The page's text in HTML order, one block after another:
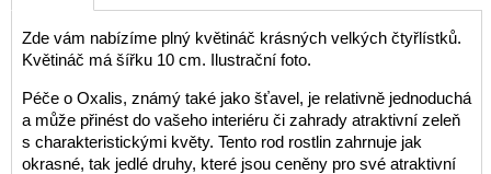
Zde vám nabízíme plný květináč krásných velkých čtyřlístků.
Květináč má šířku 10 cm. Ilustrační foto.
Péče o Oxalis, známý také jako šťavel, je relativně jednoduchá
a může přinést do vašeho interiéru či zahrady atraktivní zeleň
s charakteristickými květy. Tento rod rostlin zahrnuje jak
okrasné, tak jedlé druhy, které jsou ceněny pro své atraktivní